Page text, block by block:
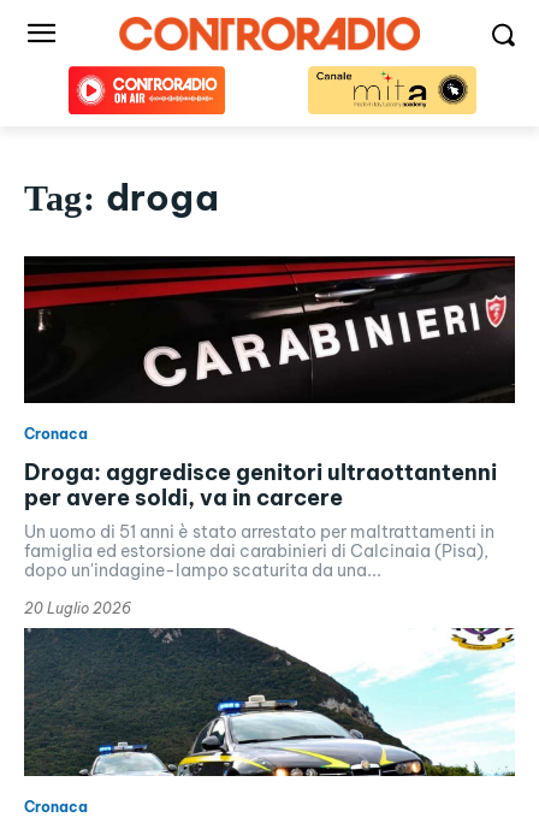
Tag: droga
Cronaca
Droga: aggredisce genitori ultraottantenni
per avere soldi, va in carcere
Un uomo di 51 anni è stato arrestato per maltrattamenti in
famiglia ed estorsione dai carabinieri di Calcinaia (Pisa),
dopo un'indagine-lampo scaturita da una...
20 Luglio 2026
Cronaca